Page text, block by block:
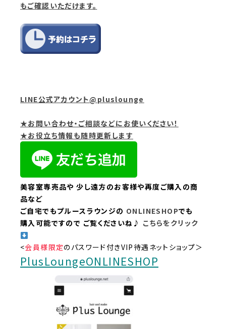
もご確認いただけます。
LINE公式アカウント@pluslounge
★お問い合わせ・ご相談などにお使いください！
★お役立ち情報も随時更新します
美容室専売品や 少し遠方のお客様や再度ご購入の商
品など
ご自宅でもプルースラウンジの ONLINESHOPでも
購入可能ですので ご覧くださいね♪ こちらをクリック
<会員様限定のパスワード付きVIP待遇ネットショップ＞
PlusLoungeONLINESHOP